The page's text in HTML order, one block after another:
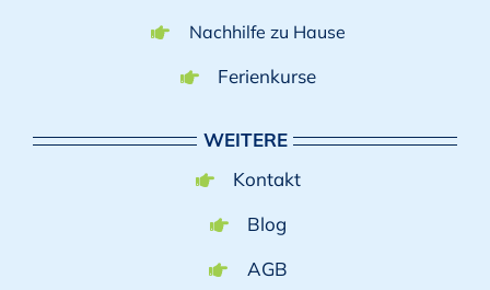
Nachhilfe zu Hause
Ferienkurse
WEITERE
Kontakt
Blog
AGB